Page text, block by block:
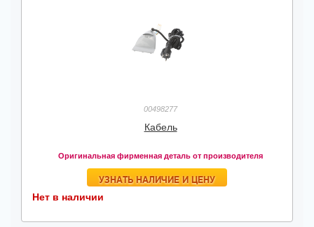
00498277
Кабель
Оригинальная фирменная деталь от производителя
УЗНАТЬ НАЛИЧИЕ И ЦЕНУ
Нет в наличии